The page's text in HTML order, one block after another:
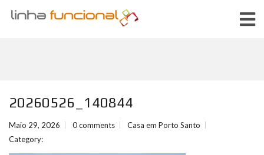
20260526_140844
Maio 29, 2026 0 comments
Casa em Porto Santo
Category: